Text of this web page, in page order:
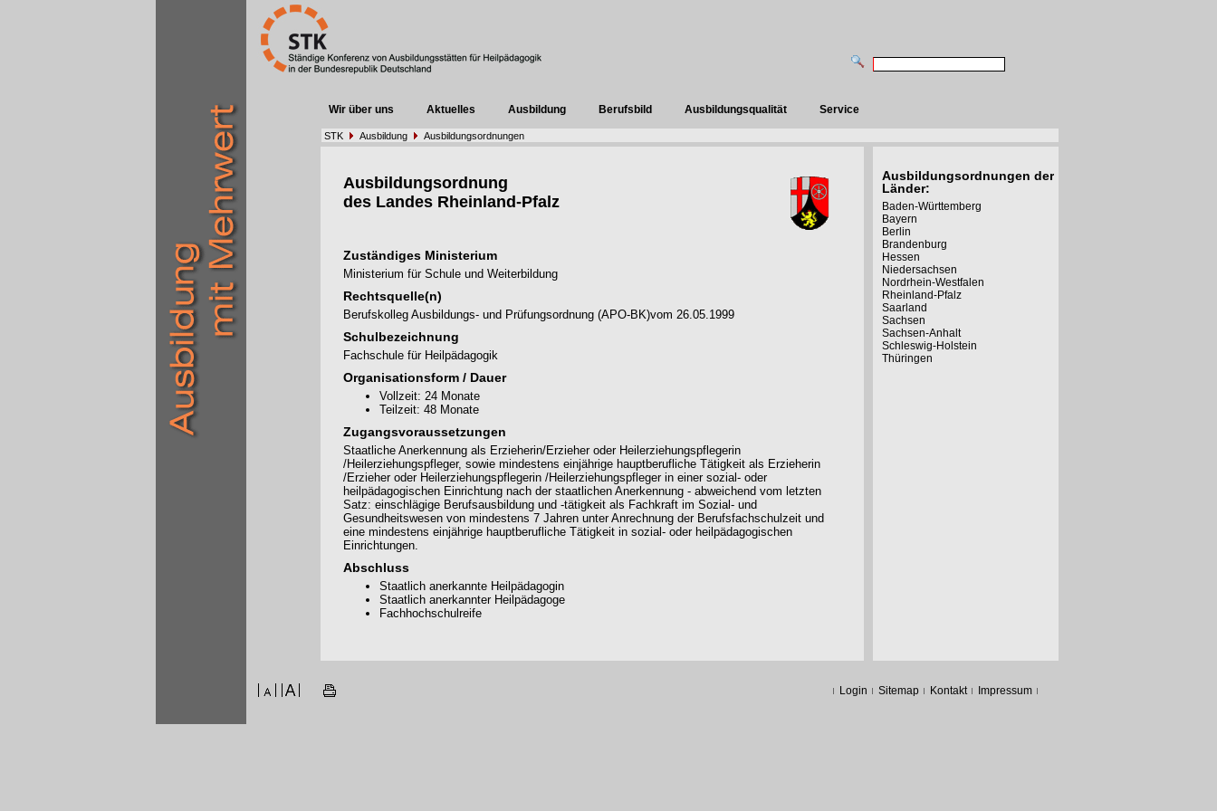
Wir über uns Aktuelles Ausbildung Berufsbild Ausbildungsqualität Service
STK Ausbildung Ausbildungsordnungen
Ausbildungsordnung
des Landes Rheinland-Pfalz
Zuständiges Ministerium
Ministerium für Schule und Weiterbildung
Rechtsquelle(n)
Berufskolleg Ausbildungs- und Prüfungsordnung (APO-BK)vom 26.05.1999
Schulbezeichnung
Fachschule für Heilpädagogik
Organisationsform / Dauer
Vollzeit: 24 Monate
Teilzeit: 48 Monate
Zugangsvoraussetzungen
Staatliche Anerkennung als Erzieherin/Erzieher oder Heilerziehungspflegerin
/Heilerziehungspfleger, sowie mindestens einjährige hauptberufliche Tätigkeit als Erzieherin
/Erzieher oder Heilerziehungspflegerin /Heilerziehungspfleger in einer sozial- oder
heilpädagogischen Einrichtung nach der staatlichen Anerkennung - abweichend vom letzten
Satz: einschlägige Berufsausbildung und -tätigkeit als Fachkraft im Sozial- und
Gesundheitswesen von mindestens 7 Jahren unter Anrechnung der Berufsfachschulzeit und
eine mindestens einjährige hauptberufliche Tätigkeit in sozial- oder heilpädagogischen
Einrichtungen.
Abschluss
Staatlich anerkannte Heilpädagogin
Staatlich anerkannter Heilpädagoge
Fachhochschulreife
Ausbildungsordnungen der
Länder:
Baden-Württemberg
Bayern
Berlin
Brandenburg
Hessen
Niedersachsen
Nordrhein-Westfalen
Rheinland-Pfalz
Saarland
Sachsen
Sachsen-Anhalt
Schleswig-Holstein
Thüringen
Login Sitemap Kontakt Impressum